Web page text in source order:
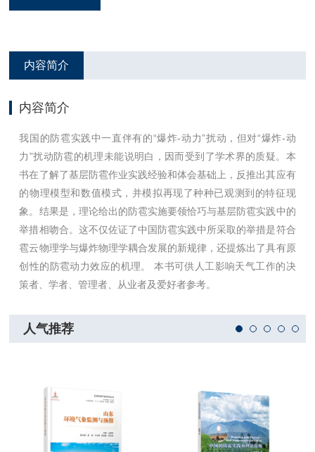
内容简介
内容简介
我国的防雹实践中一直伴有的“爆炸-动力”扰动，但对“爆炸-动
力”扰动防雹的机理未能说明白，因而受到了学术界的质疑。本
书在了解了基层防雹作业实践经验和体会基础上，反推出其应有
的物理模型和数值模式，并模拟再现了种种已观测到的特征现
象。结果是，理论给出的防雹实施要领恰巧与基层防雹实践中的
举措相吻合。这不仅佐证了中国防雹实践中所采取的举措是符合
雹云物理学与爆炸物理学耦合发展的新规律，还提炼出了具有原
创性的防雹动力效应的机理。 本书可供人工影响天气工作的决
策者、学者、管理者、从业者及爱好者参考。
人气推荐